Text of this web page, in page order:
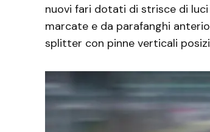
nuovi fari dotati di strisce di
marcate e da parafanghi
splitter con pinne verticali